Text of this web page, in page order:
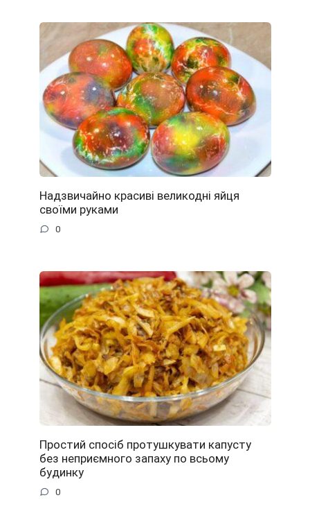
Надзвичайно красиві великодні яйця
своїми руками
0
Простий спосіб протушкувати капусту
без неприємного запаху по всьому
будинку
0